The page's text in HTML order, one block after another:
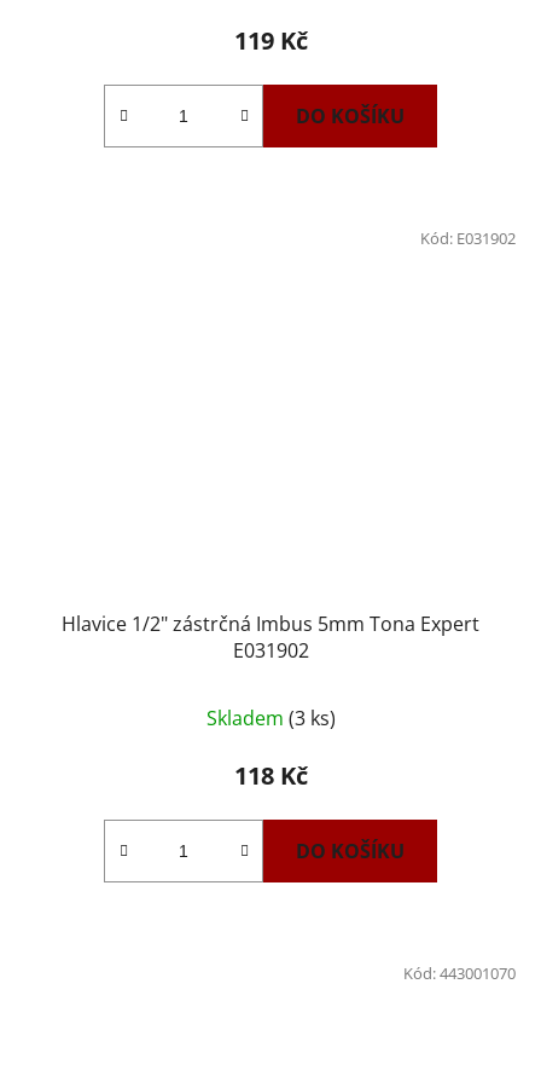
119 Kč
DO KOŠÍKU
Hlavice 1/2" zástrčná Imbus 5mm Tona Expert
E031902
Skladem (3 ks)
118 Kč
DO KOŠÍKU
Kód: E031902
Kód:443001070